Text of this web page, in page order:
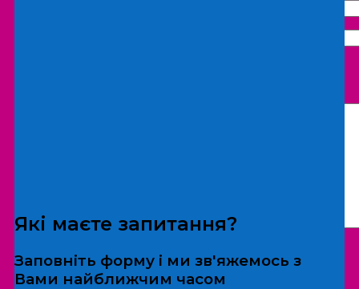
*Дані не передаються третім особам
Які маєте запитання?
Заповніть форму і ми зв'яжемось з
Вами найближчим часом